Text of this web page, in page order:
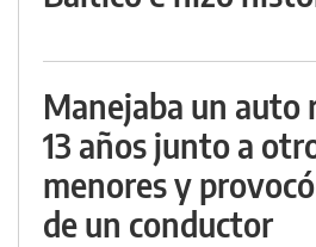
Manejaba un auto
13 años junto a
menores y
de un conductor